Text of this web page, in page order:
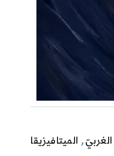
, الميتافيزيقا